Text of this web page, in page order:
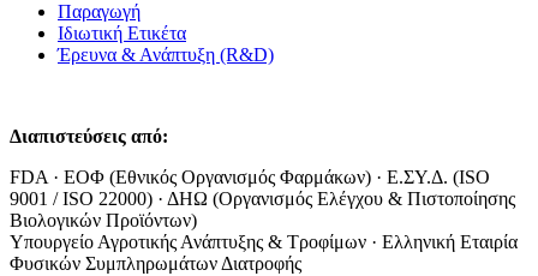
Παραγωγή
Ιδιωτική Ετικέτα
Έρευνα & Ανάπτυξη (R&D)
Διαπιστεύσεις από:
FDA · ΕΟΦ (Εθνικός Οργανισμός Φαρμάκων) · Ε.ΣΥ.Δ. (ISO
9001 / ISO 22000) · ΔΗΩ (Οργανισμός Ελέγχου & Πιστοποίησης
Βιολογικών Προϊόντων)
Υπουργείο Αγροτικής Ανάπτυξης & Τροφίμων · Ελληνική Εταιρία
Φυσικών Συμπληρωμάτων Διατροφής